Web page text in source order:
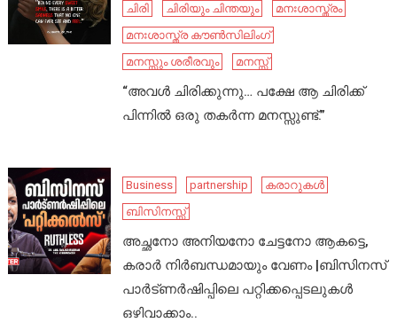
ചിരി ചിരിയും ചിന്തയും
മനഃശാസ്ത്രം
മനഃശാസ്ത്ര കൗൺസിലിംഗ്
മനസ്സും ശരീരവും
മനസ്സ്
“അവൾ ചിരിക്കുന്നു… പക്ഷേ ആ ചിരിക്ക്
പിന്നിൽ ഒരു തകർന്ന മനസ്സുണ്ട്.”
Business partnership
കരാറുകൾ
ബിസിനസ്സ്
അച്ഛനോ അനിയനോ ചേട്ടനോ ആകട്ടെ,
കരാർ നിർബന്ധമായും വേണം |ബിസിനസ്
പാർട്ണർഷിപ്പിലെ പറ്റിക്കപ്പെടലുകൾ
ഒഴിവാക്കാം..